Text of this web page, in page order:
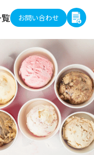
お問い合わせ